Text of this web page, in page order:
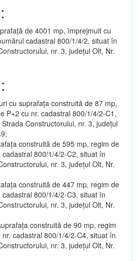
de 4001 mp, împrejmuit cu
cadastral 800/1/4/2, situat în
nr. 3, județul Olt, Nr.
cu suprafața construită de 87 mp,
P+2 cu nr. cadastral 800/1/4/2-C1,
Constructorului, nr. 3, județul
construită de 595 mp, regim de
800/1/4/2-C2, situat în
nr. 3, județul Olt, Nr.
construită de 447 mp, regim de
800/1/4/2-C3, situat în
nr. 3, județul Olt, Nr.
construită de 90 mp, regim
cadastral 800/1/4/2-C4, situat în
nr. 3, județul Olt, Nr.